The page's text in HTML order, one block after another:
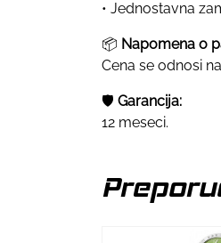
• Jednostavna
📦 Napomena o
Cena se odnosi na
🛡 Garancija:
12 meseci.